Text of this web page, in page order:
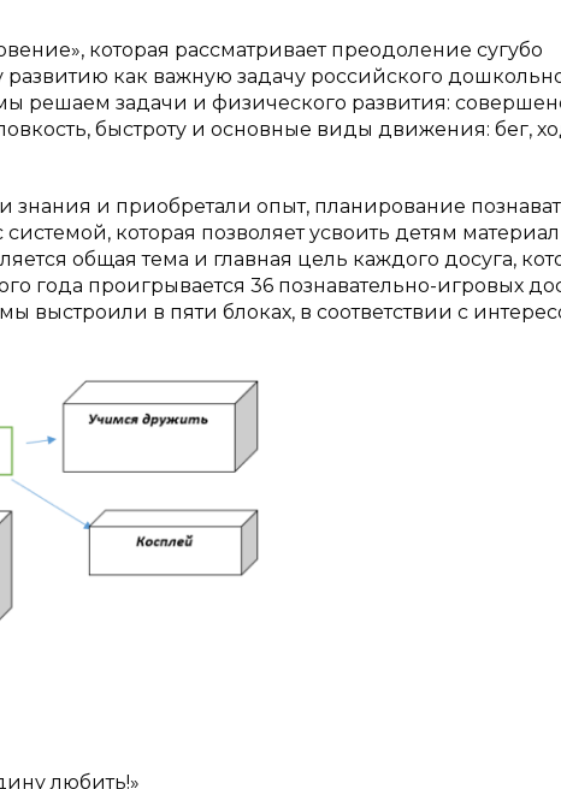
которая рассматривает преодоление сугубо
как важную задачу российского
решаем задачи и физического развития:
быстроту и основные виды движения: бег,
знания и приобретали опыт, планирование
которая позволяет усвоить детям
общая тема и главная цель каждого досуга,
года проигрывается 36 познавательно-игровых
выстроили в пяти блоках, в соответствии с
любить!»